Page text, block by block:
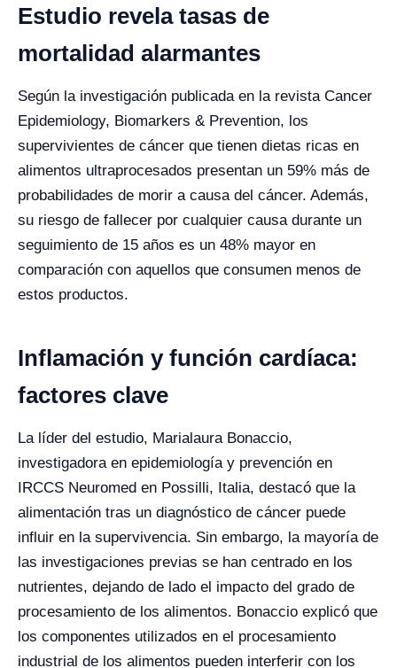
Estudio revela tasas de
mortalidad alarmantes
Según la investigación publicada en la revista Cancer
Epidemiology, Biomarkers & Prevention, los
supervivientes de cáncer que tienen dietas ricas en
alimentos ultraprocesados presentan un 59% más de
probabilidades de morir a causa del cáncer. Además,
su riesgo de fallecer por cualquier causa durante un
seguimiento de 15 años es un 48% mayor en
comparación con aquellos que consumen menos de
estos productos.
Inflamación y función cardíaca:
factores clave
La líder del estudio, Marialaura Bonaccio,
investigadora en epidemiología y prevención en
IRCCS Neuromed en Possilli, Italia, destacó que la
alimentación tras un diagnóstico de cáncer puede
influir en la supervivencia. Sin embargo, la mayoría de
las investigaciones previas se han centrado en los
nutrientes, dejando de lado el impacto del grado de
procesamiento de los alimentos. Bonaccio explicó que
los componentes utilizados en el procesamiento
industrial de los alimentos pueden interferir con los